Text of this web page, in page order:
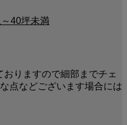
40坪未満
りますので細部までチェ
点などございます場合には